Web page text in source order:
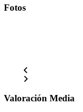
Fotos
Valoración Media